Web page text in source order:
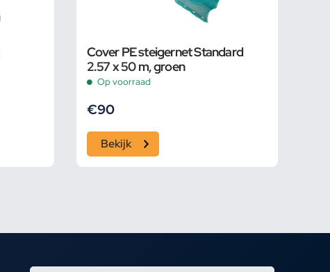
Cover PE steigernet Standard
2.57 x 50 m, groen
Op voorraad
€90
Bekijk